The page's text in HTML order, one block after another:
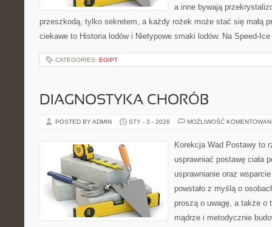
a inne bywają
przeszkodą, tylko sekretem, a każdy rożek może stać się małą
ciekawe to Historia lodów i Nietypowe smaki lodów. Na Speed-
CATEGORIES: EGIPT
DIAGNOSTYKA CHORÓB
POSTED BY ADMIN STY - 3 - 2026 MOŻLIWOŚĆ
Korekcja Wad Postawy to
usprawniać postawę ciała
usprawnianie oraz
powstało z myślą o
proszą o uwagę, a także o
mądrze i metodycznie